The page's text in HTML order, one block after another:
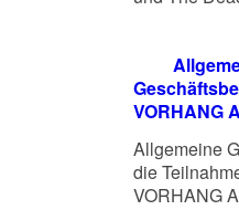
VORHANG
Allgemeine
die
VORHANG